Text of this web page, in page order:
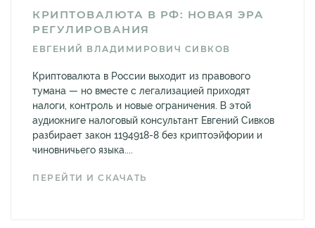
КРИПТОВАЛЮТА В РФ: НОВАЯ ЭРА
РЕГУЛИРОВАНИЯ
ЕВГЕНИЙ ВЛАДИМИРОВИЧ СИВКОВ
Криптовалюта в России выходит из правового
тумана — но вместе с легализацией приходят
налоги, контроль и новые ограничения. В этой
аудиокниге налоговый консультант Евгений Сивков
разбирает закон 1194918-8 без криптоэйфории и
чиновничьего языка....
ПЕРЕЙТИ И СКАЧАТЬ